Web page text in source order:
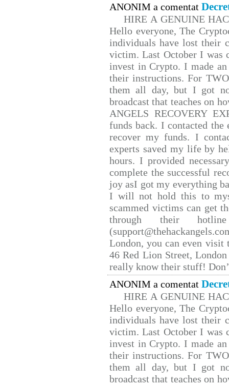
ANONIM a comentat
HIRE A GENUINE
Hello everyone, The
individuals have lost their
victim. Last October I was
invest in Crypto. I made
their instructions. For
them all day, but I got
broadcast that teaches on
ANGELS RECOVERY
funds back. I contacted
recover my funds. I
experts saved my life by
hours. I provided
complete the successful
joy asI got my everything
I will not hold this to
scammed victims can get
through their hotline
London, you can even
46 Red Lion Street,
really know their stuff!
ANONIM a comentat
HIRE A GENUINE
Hello everyone, The
individuals have lost their
victim. Last October I was
invest in Crypto. I made
their instructions. For
them all day, but I got
broadcast that teaches on